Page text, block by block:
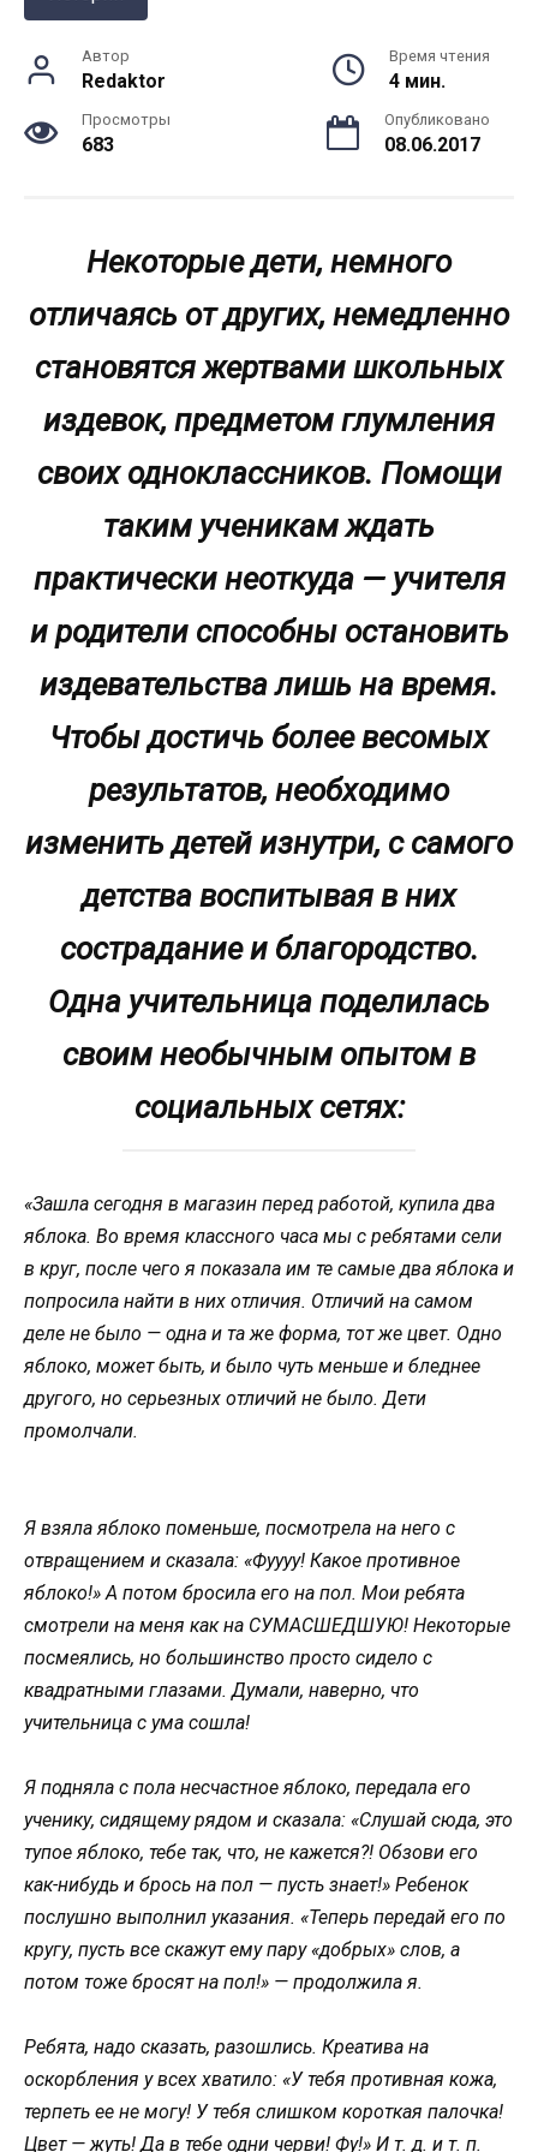
Автор
Redaktor
Время чтения
4 мин.
Просмотры
683
Опубликовано
08.06.2017
Некоторые дети, немного
отличаясь от других, немедленно
становятся жертвами школьных
издевок, предметом глумления
своих одноклассников. Помощи
таким ученикам ждать
практически неоткуда — учителя
и родители способны остановить
издевательства лишь на время.
Чтобы достичь более весомых
результатов, необходимо
изменить детей изнутри, с самого
детства воспитывая в них
сострадание и благородство.
Одна учительница поделилась
своим необычным опытом в
социальных сетях:
«Зашла сегодня в магазин перед работой, купила два
яблока. Во время классного часа мы с ребятами сели
в круг, после чего я показала им те самые два яблока и
попросила найти в них отличия. Отличий на самом
деле не было — одна и та же форма, тот же цвет. Одно
яблоко, может быть, и было чуть меньше и бледнее
другого, но серьезных отличий не было. Дети
промолчали.
Я взяла яблоко поменьше, посмотрела на него с
отвращением и сказала: «Фуууу! Какое противное
яблоко!» А потом бросила его на пол. Мои ребята
смотрели на меня как на СУМАСШЕДШУЮ! Некоторые
посмеялись, но большинство просто сидело с
квадратными глазами. Думали, наверно, что
учительница с ума сошла!
Я подняла с пола несчастное яблоко, передала его
ученику, сидящему рядом и сказала: «Слушай сюда, это
тупое яблоко, тебе так, что, не кажется?! Обзови его
как-нибудь и брось на пол — пусть знает!» Ребенок
послушно выполнил указания. «Теперь передай его по
кругу, пусть все скажут ему пару «добрых» слов, а
потом тоже бросят на пол!» — продолжила я.
Ребята, надо сказать, разошлись. Креатива на
оскорбления у всех хватило: «У тебя противная кожа,
терпеть ее не могу! У тебя слишком короткая палочка!
Цвет — жуть! Да в тебе одни черви! Фу!» И т. д. и т. п.